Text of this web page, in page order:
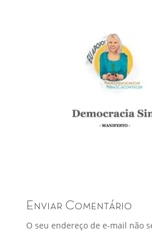
Enviar Comentário
O seu endereço de e-mail não